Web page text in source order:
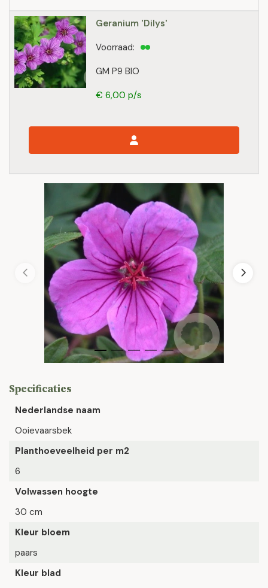
Geranium 'Dilys'
GM P9 BIO
Voorraad:
€ 6,00 p/s
Specificaties
Nederlandse naam
Ooievaarsbek
Planthoeveelheid per m2
6
Volwassen hoogte
30 cm
Kleur bloem
paars
Kleur blad